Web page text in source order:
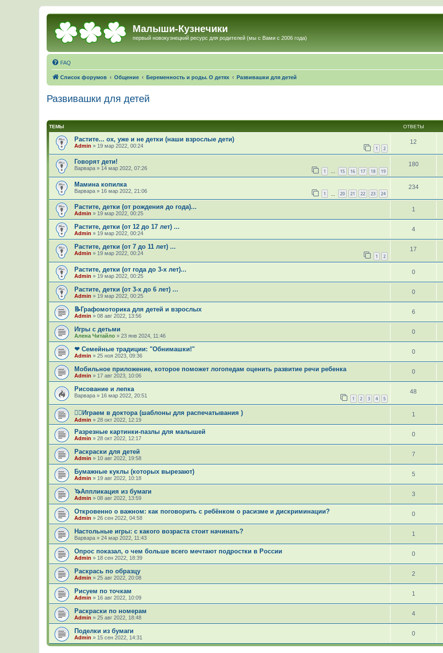
Малыши-Кузнечики
первый новокузнецкий ресурс для родителей (мы с Вами с 2006 года)
FAQ
Список форумов Общение Беременность и роды. О детях Развивашки для детей
Развивашки для детей
ТЕМЫ ОТВЕТЫ
Растите... ох, уже и не детки (наши взрослые дети)
Admin » 19 мар 2022, 00:24 1 2
12
Говорят дети!
Варвара » 14 мар 2022, 07:26 1 … 15 16 17 18 19
180
Мамина копилка
Варвара » 16 мар 2022, 21:06 1 20 21 22 23 24
234
Растите, детки (от рождения до года)...
Admin » 19 мар 2022, 00:25
1
Растите, детки (от 12 до 17 лет) ...
Admin » 19 мар 2022, 00:24
4
Растите, детки (от 7 до 11 лет) ...
Admin » 19 мар 2022, 00:24 1 2
17
Растите, детки (от года до 3-х лет)...
Admin » 19 мар 2022, 00:25
0
Растите, детки (от 3-х до 6 лет) ...
Admin » 19 мар 2022, 00:25
0
📝Графомоторика для детей и взрослых
Admin » 08 авг 2022, 13:56
6
Игры с детьми
Алена Читайло » 23 янв 2024, 11:46
0
❤ Семейные традиции: "Обнимашки!"
Admin » 25 ноя 2023, 09:36
0
Мобильное приложение, которое поможет логопедам оценить развитие речи ребенка
Admin » 17 авг 2023, 10:06
0
Рисование и лепка
Варвара » 16 мар 2022, 20:51 1 2 3 4 5
48
👨‍⚕Играем в доктора (шаблоны для распечатывания )
Admin » 28 окт 2022, 12:19
1
Разрезные картинки-пазлы для малышей
Admin » 28 окт 2022, 12:17
0
Раскраски для детей
Admin » 10 авг 2022, 19:58
7
Бумажные куклы (которых вырезают)
Admin » 19 авг 2022, 10:18
5
🦄Аппликация из бумаги
Admin » 08 авг 2022, 13:59
3
Откровенно о важном: как поговорить с ребёнком о расизме и дискриминации?
Admin » 26 сен 2022, 04:58
0
Настольные игры: с какого возраста стоит начинать?
Варвара » 24 мар 2022, 11:43
1
Опрос показал, о чем больше всего мечтают подростки в России
Admin » 18 сен 2022, 18:39
0
Раскрась по образцу
Admin » 25 авг 2022, 20:08
2
Рисуем по точкам
Admin » 16 авг 2022, 10:09
1
Раскраски по номерам
Admin » 25 авг 2022, 18:48
4
Поделки из бумаги
Admin » 15 сен 2022, 14:31
0